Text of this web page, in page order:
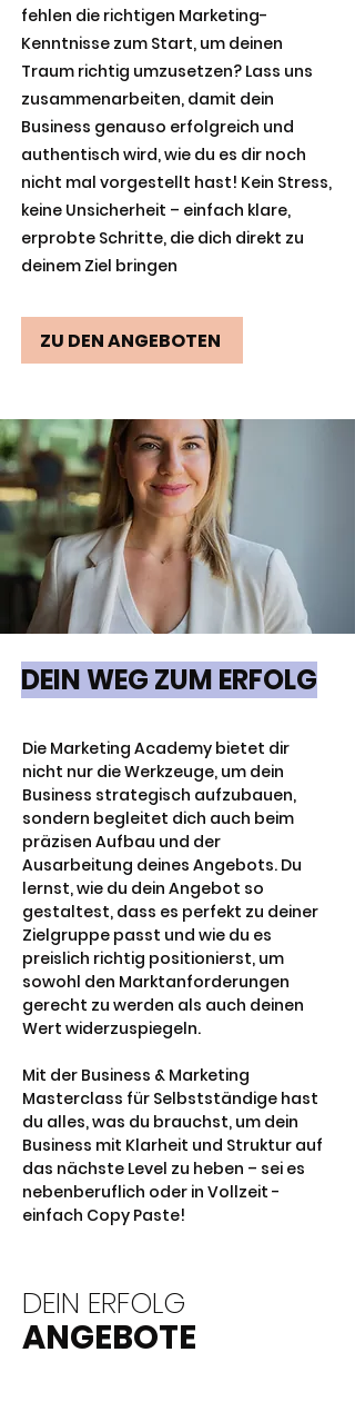
fehlen die richtigen Marketing-
Kenntnisse zum Start, um deinen
Traum richtig umzusetzen? Lass uns
zusammenarbeiten, damit dein
Business genauso erfolgreich und
authentisch wird, wie du es dir noch
nicht mal vorgestellt hast! Kein Stress,
keine Unsicherheit – einfach klare,
erprobte Schritte, die dich direkt zu
deinem Ziel bringen
ZU DEN ANGEBOTEN
DEIN WEG ZUM ERFOLG
Die Marketing Academy bietet dir
nicht nur die Werkzeuge, um dein
Business strategisch aufzubauen,
sondern begleitet dich auch beim
präzisen Aufbau und der
Ausarbeitung deines Angebots. Du
lernst, wie du dein Angebot so
gestaltest, dass es perfekt zu deiner
Zielgruppe passt und wie du es
preislich richtig positionierst, um
sowohl den Marktanforderungen
gerecht zu werden als auch deinen
Wert widerzuspiegeln.​
Mit der Business & Marketing
Masterclass für Selbstständige hast
du alles, was du brauchst, um dein
Business mit Klarheit und Struktur auf
das nächste Level zu heben – sei es
nebenberuflich oder in Vollzeit -
einfach Copy Paste!
DEIN ERFOLG
ANGEBOTE